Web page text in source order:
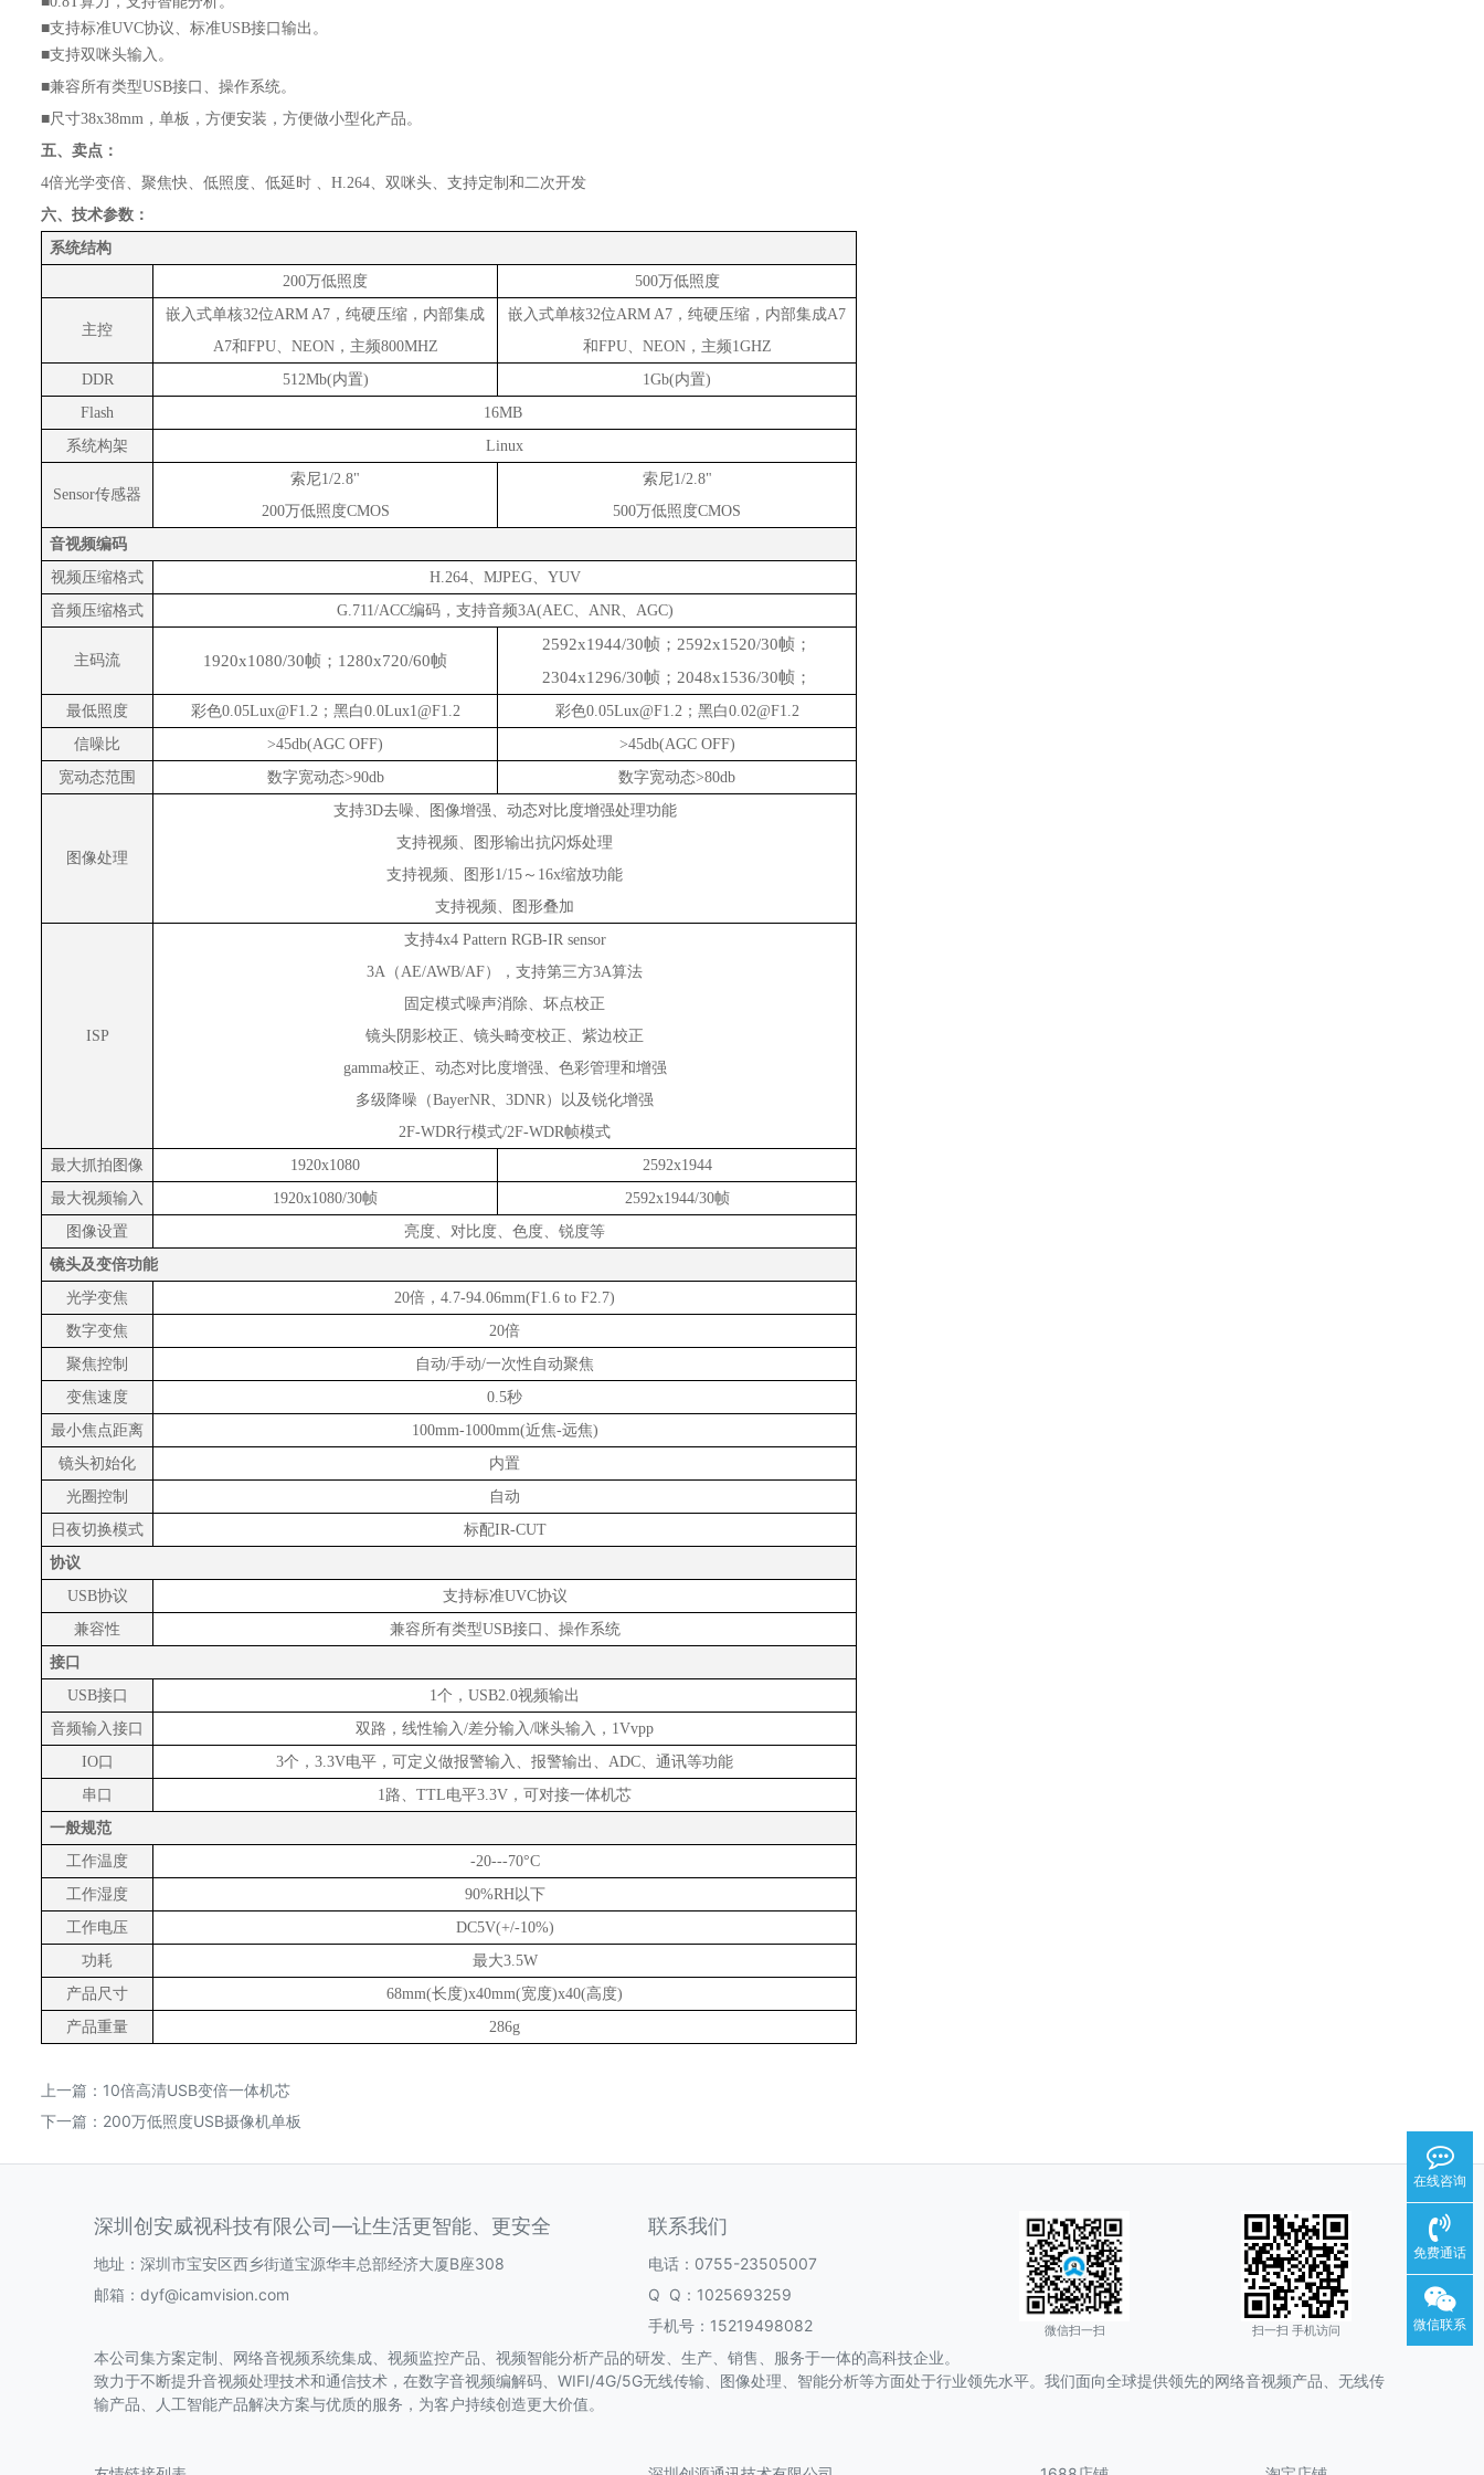
■支持标准UVC协议、标准USB接口输出。
■支持双咪头输入。
■兼容所有类型USB接口、操作系统。
■尺寸38x38mm，单板，方便安装，方便做小型化产品。
五、卖点：
4倍光学变倍、聚焦快、低照度、低延时 、H.264、双咪头、支持定制和二次开发
六、技术参数：
系统结构
200万低照度
500万低照度
主控
嵌入式单核32位ARM A7，纯硬压缩， 内部集成
A7和FPU、 NEON，主频800MHZ
嵌入式单核32位ARM A7，纯硬压缩， 内部集成A7
和FPU、 NEON，主频1GHZ
DDR
512Mb(内置)
1Gb(内置)
Flash
16MB
系统构架
Linux
Sensor传感器
索尼1/2.8"
200万低照度CMOS
索尼1/2.8"
500万低照度CMOS
音视频编码
视频压缩格式
H.264、MJPEG、YUV
音频压缩格式
G.711/ACC编码，支持音频3A(AEC、ANR、AGC)
主码流 1920x1080/30帧；1280x720/60帧
2592x1944/30帧；2592x1520/30帧；
2304x1296/30帧； 2048x1536/30帧 ；
最低照度 彩色0.05Lux@F1.2；黑白0.0Lux1@F1.2 彩色0.05Lux@F1.2；黑白0.02@F1.2
信噪比
>45db(AGC OFF) >45db(AGC OFF)
宽动态范围
数字宽动态>90db 数字宽动态>80db
图像处理
支持3D去噪、 图 像增强、 动态对比度增强处理功能
支持视频、 图 形输出抗闪烁处理
支持视频、 图 形1/15～16x缩放功能
支持视频、 图 形叠加
ISP
支持4x4 Pattern RGB-IR sensor
3A （AE/AWB/AF），支持第三方3A算法
固定模式噪声消除、坏点校正
镜头阴影校正、镜头畸变校正、紫边校正
gamma校正、动态对比度增强、色彩管理和增强
多级降噪（BayerNR、 3DNR）以及锐化增强
2F-WDR行模式/2F-WDR帧模式
最大抓拍图像
1920x1080
2592x1944
最大视频输入
1920x1080/30帧 2592x1944/30帧
图像设置
亮度、对比度、色度、锐度等
镜头及变倍功能
光学变焦
20倍，4.7-94.06mm(F1.6 to F2.7)
数字变焦
20倍
聚焦控制
自动/手动/一次性自动聚焦
变焦速度
0.5秒
最小焦点距离
100mm-1000mm(近焦-远焦)
镜头初始化
内置
光圈控制
自动
日夜切换模式
标配IR-CUT
协议
USB协议
支持标准UVC协议
兼容性
兼容所有类型USB接口、操作系统
接口
USB接口
1个，USB2.0视频输出
音频输入接口
双路，线性输入/差分输入/咪头输入， 1Vvpp
IO口
3个，3.3V电平，可定义做报警输入、报警输出、ADC、通讯等功能
串口
1路、TTL电平3.3V，可对接一体机芯
一般规范
工作温度
-20---70°C
工作湿度
90%RH以下
工作电压
DC5V(+/-10%)
功耗
最大3.5W
产品尺寸
68mm(长度)x40mm(宽度)x40(高度)
产品重量
286g
上一篇： 10倍高清USB变倍一体机芯
下一篇： 200万低照度USB摄像机单板
深圳创安威视科技有限公司—让生活更智能、更安全
地址：深圳市宝安区西乡街道宝源华丰总部经济大厦B座308
邮箱： dyf@icamvision.com
联系我们
电话：0755-23505007
Q Q： 1025693259
手机号： 15219498082 微信扫一扫 扫一扫 手机访问
本公司集方案定制、网络音视频系统集成、视频监控产品、视频智能分析产品的研发、生产、销售、服务于一体的高科技企业。
致力于不断提升音视频处理技术和通信技术，在数字音视频编解码、WIFI/4G/5G无线传输、图像处理、智能分析等方面处于行业领先水平。我们面向全球提供领先的网络音视频产品、无线传
输产品、人工智能产品解决方案与优质的服务，为客户持续创造更大价值。
在线咨询
免费通话
微信联系